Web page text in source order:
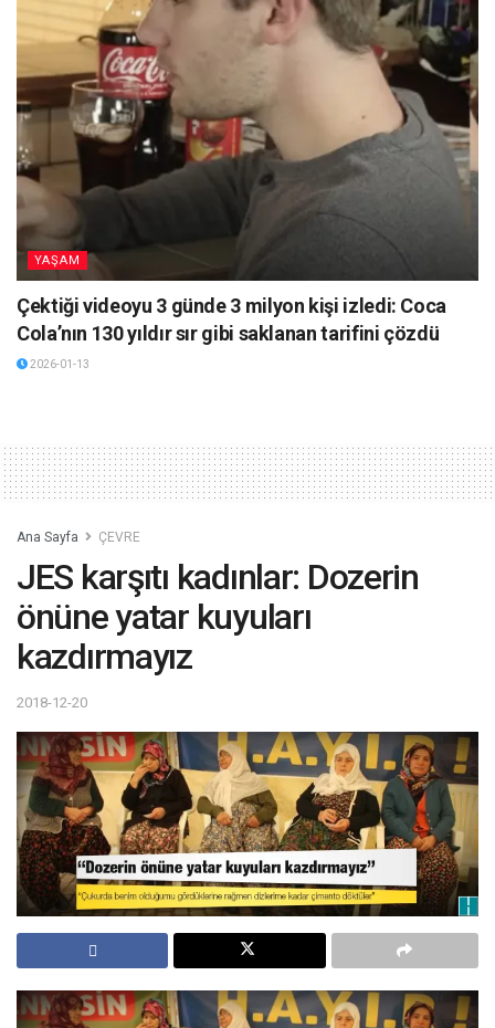
YAŞAM
Çektiği videoyu 3 günde 3 milyon kişi izledi: Coca
Cola’nın 130 yıldır sır gibi saklanan tarifini çözdü
2026-01-13
Ana Sayfa ÇEVRE
JES karşıtı kadınlar: Dozerin
önüne yatar kuyuları
kazdırmayız
2018-12-20